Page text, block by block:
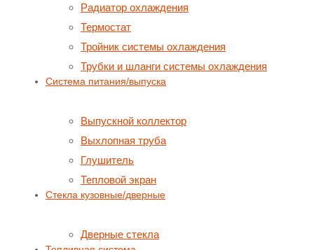
Радиатор охлаждения
Термостат
Тройник системы охлаждения
Трубки и шланги системы охлаждения
Система питания/выпуска
Выпускной коллектор
Выхлопная труба
Глушитель
Тепловой экран
Стекла кузовные/дверные
Дверные стекла